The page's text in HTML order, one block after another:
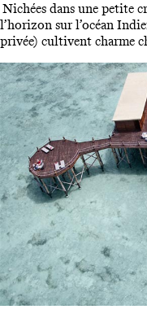
Nichées dans une petite
l’horizon sur l’océan
privée) cultivent charme